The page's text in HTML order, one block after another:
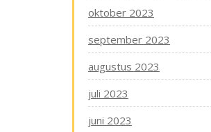
oktober 2023
september 2023
augustus 2023
juli 2023
juni 2023